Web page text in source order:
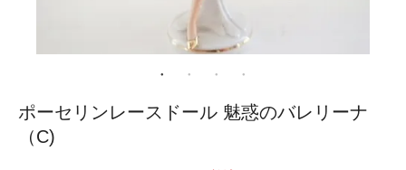
ポーセリンレースドール 魅惑のバレリーナ
（C)